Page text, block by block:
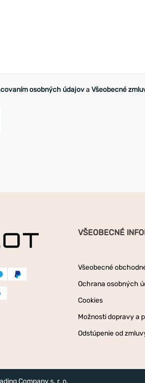
osobných údajovaVšeobecné
VŠEOBECNÉ
Všeobecné
Ochrana osobných
Cookies
Možnosti dopravy a
Odstúpenie od
Company s. r. o.